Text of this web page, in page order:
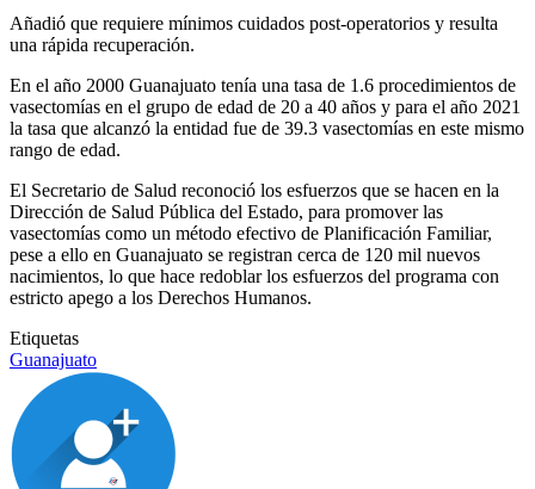
Añadió que requiere mínimos cuidados post-operatorios y resulta
una rápida recuperación.
En el año 2000 Guanajuato tenía una tasa de 1.6 procedimientos de
vasectomías en el grupo de edad de 20 a 40 años y para el año 2021
la tasa que alcanzó la entidad fue de 39.3 vasectomías en este mismo
rango de edad.
El Secretario de Salud reconoció los esfuerzos que se hacen en la
Dirección de Salud Pública del Estado, para promover las
vasectomías como un método efectivo de Planificación Familiar,
pese a ello en Guanajuato se registran cerca de 120 mil nuevos
nacimientos, lo que hace redoblar los esfuerzos del programa con
estricto apego a los Derechos Humanos.
Etiquetas
Guanajuato